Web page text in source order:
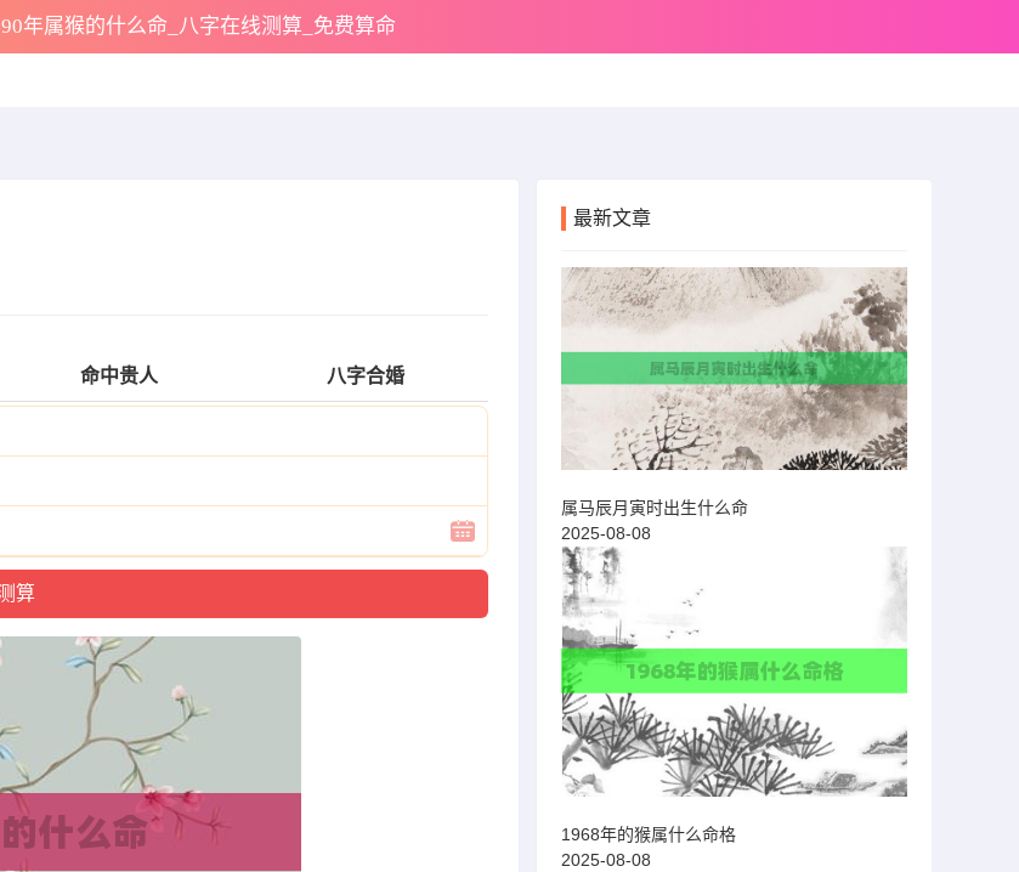
90年属猴的什么命_八字在线测算_免费算命
命中贵人 八字合婚
最新文章
属马辰月寅时出生什么命
2025-08-08
1968年的猴属什么命格
2025-08-08